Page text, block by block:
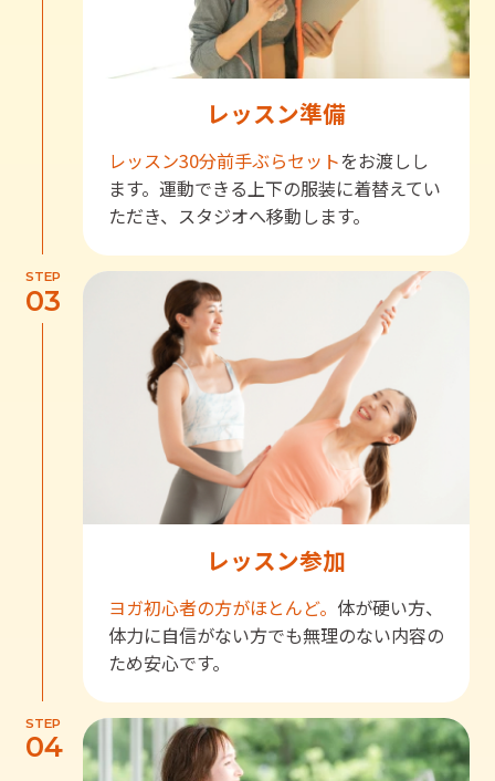
レッスン準備
レッスン30分前手ぶらセットをお渡しし
ます。運動できる上下の服装に着替えてい
ただき、スタジオへ移動します。
STEP
03
レッスン参加
ヨガ初心者の方がほとんど。 体が硬い方、
体力に自信がない方でも無理のない内容の
ため安心です。
STEP
04